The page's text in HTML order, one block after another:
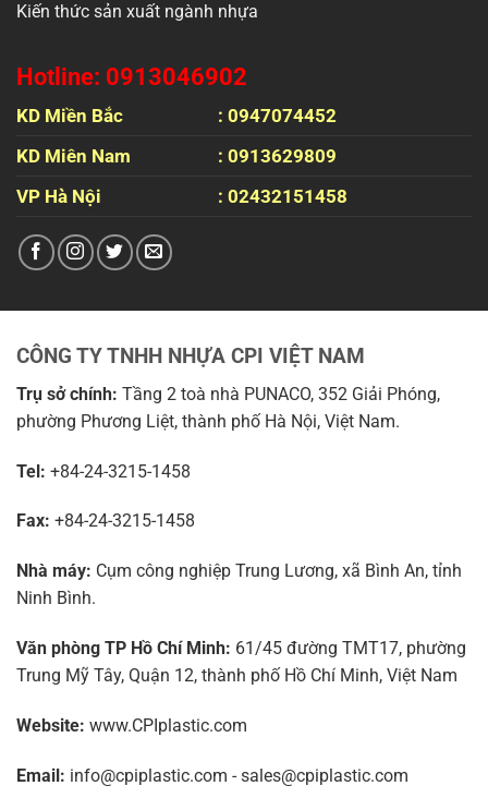
Kiến thức sản xuất ngành nhựa
Hotline: 0913046902
KD Miền Bắc
: 0947074452
KD Miên Nam
: 0913629809
VP Hà Nội
: 02432151458
CÔNG TY TNHH NHỰA CPI VIỆT NAM
Trụ sở chính: Tầng 2 toà nhà PUNACO, 352 Giải Phóng,
phường Phương Liệt, thành phố Hà Nội, Việt Nam.
Tel: +84-24-3215-1458
Fax: +84-24-3215-1458
Nhà máy: Cụm công nghiệp Trung Lương, xã Bình An, tỉnh
Ninh Bình.
Văn phòng TP Hồ Chí Minh: 61/45 đường TMT17, phường
Trung Mỹ Tây, Quận 12, thành phố Hồ Chí Minh, Việt Nam
Website: www.CPIplastic.com
Email: info@cpiplastic.com - sales@cpiplastic.com